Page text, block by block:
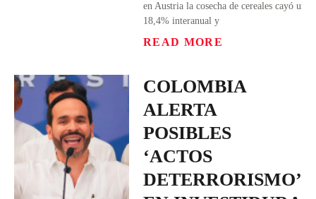
en Austria la cosecha de cereales cayó un
18,4% interanual y
READ MORE
COLOMBIA
ALERTA
POSIBLES
‘ACTOS
DETERRORISMO’